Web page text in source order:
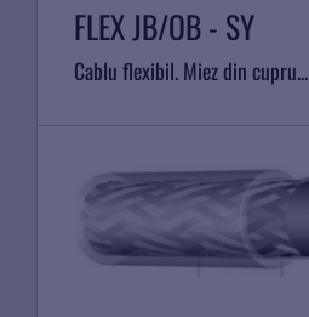
FLEX JB/OB - SY
Cablu flexibil. Miez din cupru...